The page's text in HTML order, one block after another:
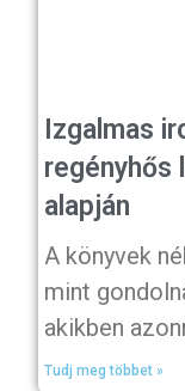
Izgalmas
regényhős
alapján
A könyvek
mint
akikben
Tudj meg többet »